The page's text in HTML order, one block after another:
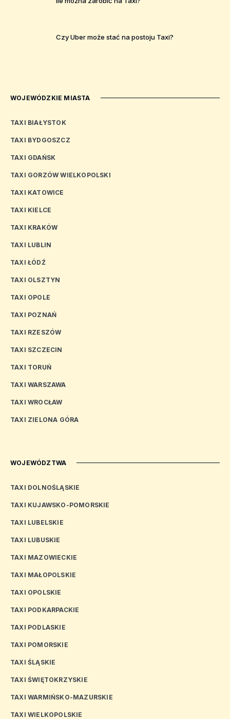
Czy Uber może stać na postoju Taxi?
WOJEWÓDZKIE MIASTA
TAXI BIAŁYSTOK
TAXI BYDGOSZCZ
TAXI GDAŃSK
TAXI GORZÓW WIELKOPOLSKI
TAXI KATOWICE
TAXI KIELCE
TAXI KRAKÓW
TAXI LUBLIN
TAXI ŁÓDŹ
TAXI OLSZTYN
TAXI OPOLE
TAXI POZNAŃ
TAXI RZESZÓW
TAXI SZCZECIN
TAXI TORUŃ
TAXI WARSZAWA
TAXI WROCŁAW
TAXI ZIELONA GÓRA
WOJEWÓDZTWA
TAXI DOLNOŚLĄSKIE
TAXI KUJAWSKO-POMORSKIE
TAXI LUBELSKIE
TAXI LUBUSKIE
TAXI MAZOWIECKIE
TAXI MAŁOPOLSKIE
TAXI OPOLSKIE
TAXI PODKARPACKIE
TAXI PODLASKIE
TAXI POMORSKIE
TAXI ŚLĄSKIE
TAXI ŚWIĘTOKRZYSKIE
TAXI WARMIŃSKO-MAZURSKIE
TAXI WIELKOPOLSKIE